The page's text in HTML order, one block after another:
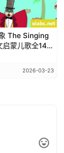
The Singing
启蒙儿歌全140
频MP4+音频
2026-03-23